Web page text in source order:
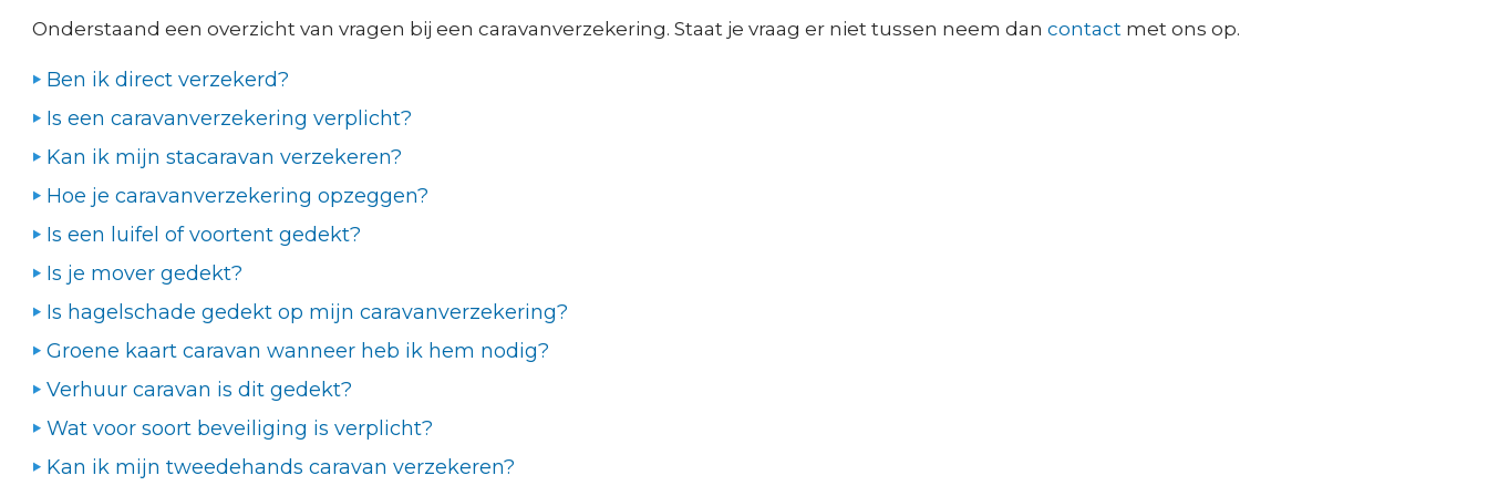
Onderstaand een overzicht van vragen bij een caravanverzekering. Staat je vraag er niet tussen neem dan contact met ons op.
Ben ik direct verzekerd?
Is een caravanverzekering verplicht?
Kan ik mijn stacaravan verzekeren?
Hoe je caravanverzekering opzeggen?
Is een luifel of voortent gedekt?
Is je mover gedekt?
Is hagelschade gedekt op mijn caravanverzekering?
Groene kaart caravan wanneer heb ik hem nodig?
Verhuur caravan is dit gedekt?
Wat voor soort beveiliging is verplicht?
Kan ik mijn tweedehands caravan verzekeren?